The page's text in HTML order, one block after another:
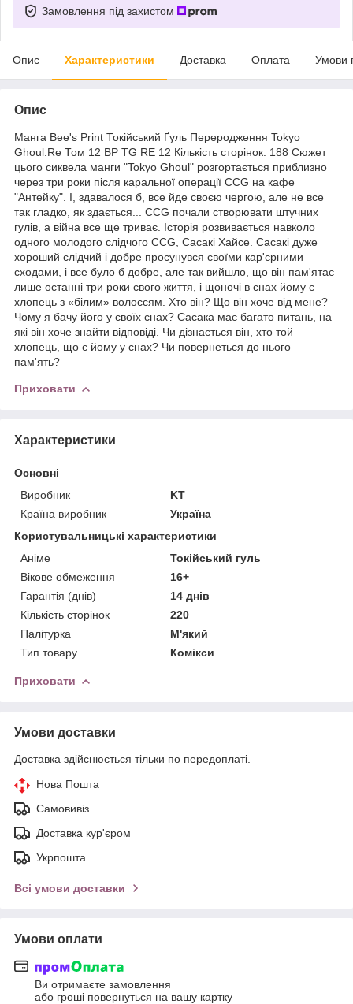
Замовлення під захистом
Опис Характеристики Доставка Оплата Умови
Опис
Манга Bee's Print Токійський Ґуль Переродження Tokyo
Ghoul:Re Том 12 BP TG RE 12 Кількість сторінок: 188 Сюжет
цього сиквела манги "Tokyo Ghoul" розгортається приблизно
через три роки після каральної операції CCG на кафе
"Антейку". І, здавалося б, все йде своєю чергою, але не все
так гладко, як здається... CCG почали створювати штучних
гулів, а війна все ще триває. Історія розвивається навколо
одного молодого слідчого CCG, Сасакі Хайсе. Сасакі дуже
хороший слідчий і добре просунувся своїми кар'єрними
сходами, і все було б добре, але так вийшло, що він пам'ятає
лише останні три роки свого життя, і щоночі в снах йому є
хлопець з «білим» волоссям. Хто він? Що він хоче від мене?
Чому я бачу його у своїх снах? Сасака має багато питань, на
які він хоче знайти відповіді. Чи дізнається він, хто той
хлопець, що є йому у снах? Чи повернеться до нього
пам'ять?
Приховати
Характеристики
Основні
Виробник
KT
Країна виробник
Україна
Користувальницькі характеристики
Аніме
Токійський гуль
Вікове обмеження
16+
Гарантія (днів)
14 днів
Кількість сторінок
220
Палітурка
М'який
Тип товару
Комікси
Приховати
Умови доставки
Доставка здійснюється тільки по передоплаті.
Нова Пошта
Самовивіз
Доставка кур'єром
Укрпошта
Всі умови доставки
Умови оплати
Ви отримаєте замовлення
або гроші повернуться на вашу картку